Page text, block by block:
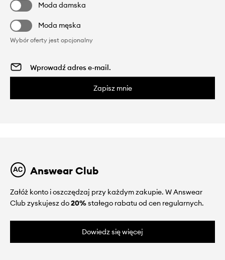
Moda damska
Moda męska
Wybór oferty jest opcjonalny
Zapisz mnie
Answear Club
Załóż konto i oszczędzaj przy każdym zakupie. W Answear
Club zyskujesz do20%stałego rabatu od cen regularnych.
Dowiedz się więcej